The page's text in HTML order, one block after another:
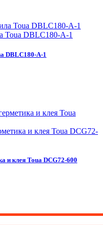
Toua DBLC180-A-1
DBLС180-A-1
и клея Toua DCG72-
и клея Toua DCG72-600